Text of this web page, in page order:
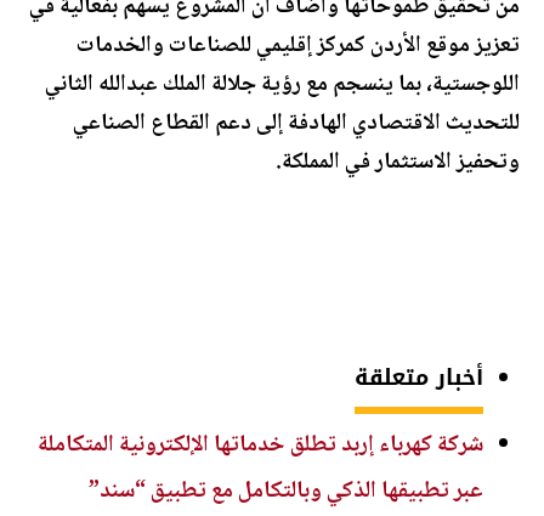
تعزيز موقع الأردن كمركز إقليمي للصناعات والخدمات
اللوجستية، بما ينسجم مع رؤية جلالة الملك عبدالله الثاني
للتحديث الاقتصادي الهادفة إلى دعم القطاع الصناعي
وتحفيز الاستثمار في المملكة.
أخبار متعلقة
شركة كهرباء إربد تطلق خدماتها الإلكترونية المتكاملة
عبر تطبيقها الذكي وبالتكامل مع تطبيق “سند”